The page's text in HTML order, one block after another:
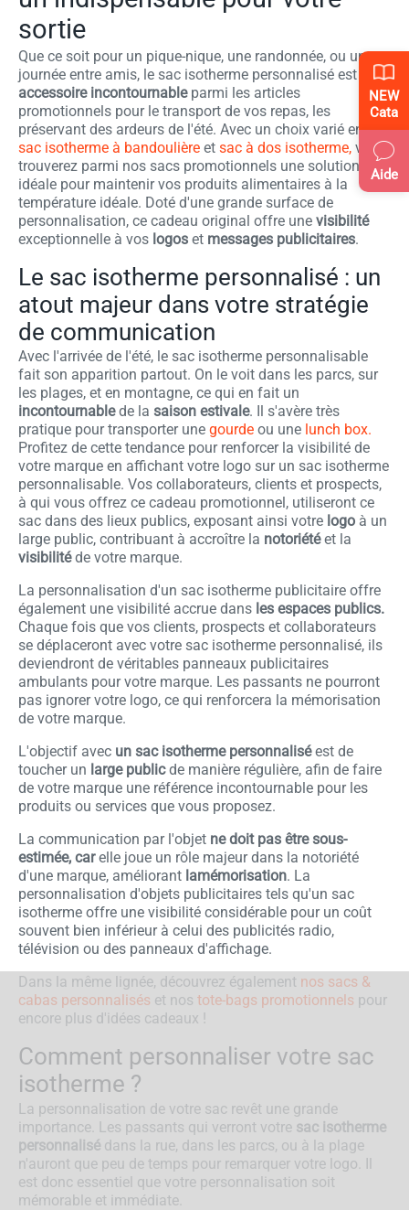
sortie
Que ce soit pour un pique-nique, une randonnée, ou une
journée entre amis, le sac isotherme personnalisé est un
accessoire incontournableparmi les articles
promotionnels pour le transport de vos repas, les
préservant des ardeurs de l'été. Avec un choix varié entre
sac isotherme à bandoulière et sac à dos isotherme, vous
trouverez parmi nos sacs promotionnels une solution
idéale pour maintenir vos produits alimentaires à la
température idéale. Doté d'une grande surface de
personnalisation, ce cadeau original offre une visibilité
exceptionnelle à vos logos et messages publicitaires.
Le sac isotherme personnalisé : un
atout majeur dans votre stratégie
de communication
Avec l'arrivée de l'été, le sac isotherme personnalisable
fait son apparition partout. On le voit dans les parcs, sur
les plages, et en montagne, ce qui en fait un
incontournablede la saison estivale. Il s'avère très
pratique pour transporter une gourde ou une lunch box.
Profitez de cette tendance pour renforcer la visibilité de
votre marque en affichant votre logo sur un sac isotherme
personnalisable. Vos collaborateurs, clients et prospects,
à qui vous offrez ce cadeau promotionnel, utiliseront ce
sac dans des lieux publics, exposant ainsi votre logo à un
large public, contribuant à accroître la notoriétéet la
visibilitéde votre marque.
La personnalisation d'un sac isotherme publicitaire offre
également une visibilité accrue dans les espaces publics.
Chaque fois que vos clients, prospects et collaborateurs
se déplaceront avec votre sac isotherme personnalisé, ils
deviendront de véritables panneaux publicitaires
ambulants pour votre marque. Les passants ne pourront
pas ignorer votre logo, ce qui renforcera la mémorisation
de votre marque.
L'objectif avec un sac isotherme personnaliséest de
toucher un large publicde manière régulière, afin de faire
de votre marque une référence incontournable pour les
produits ou services que vous proposez.
La communication par l'objet ne doit pas être sous-
estimée, carelle joue un rôle majeur dans la notoriété
d'une marque, améliorant lamémorisation. La
personnalisation d'objets publicitaires tels qu'un sac
isotherme offre une visibilité considérable pour un coût
souvent bien inférieur à celui des publicités radio,
télévision ou des panneaux d'affichage.
Dans la même lignée, découvrez également nos sacs &
cabas personnalisés et nos tote-bags promotionnels pour
encore plus d'idées cadeaux !
Comment personnaliser votre sac
isotherme ?
La personnalisation de votre sac revêt une grande
importance. Les passants qui verront votre sac isotherme
personnalisé dans la rue, dans les parcs, ou à la plage
n'auront que peu de temps pour remarquer votre logo. Il
est donc essentiel que votre personnalisation soit
mémorable et immédiate.
NEW
Cata
Aide